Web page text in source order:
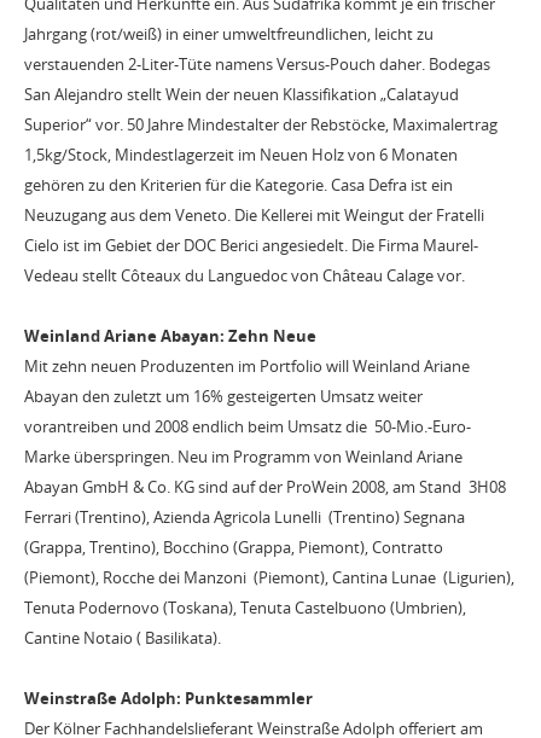
Jahrgang (rot/weiß) in einer umweltfreundlichen, leicht zu
verstauenden 2-Liter-Tüte namens Versus-Pouch daher. Bodegas
San Alejandro stellt Wein der neuen Klassifikation „Calatayud
Superior“ vor. 50 Jahre Mindestalter der Rebstöcke, Maximalertrag
1,5kg/Stock, Mindestlagerzeit im Neuen Holz von 6 Monaten
gehören zu den Kriterien für die Kategorie. Casa Defra ist ein
Neuzugang aus dem Veneto. Die Kellerei mit Weingut der Fratelli
Cielo ist im Gebiet der DOC Berici angesiedelt. Die Firma Maurel-
Vedeau stellt Côteaux du Languedoc von Château Calage vor.
Weinland Ariane Abayan: Zehn Neue
Mit zehn neuen Produzenten im Portfolio will Weinland Ariane
Abayan den zuletzt um 16% gesteigerten Umsatz weiter
vorantreiben und 2008 endlich beim Umsatz die 50-Mio.-Euro-
Marke überspringen. Neu im Programm von Weinland Ariane
Abayan GmbH & Co. KG sind auf der ProWein 2008, am Stand 3H08
Ferrari (Trentino), Azienda Agricola Lunelli (Trentino) Segnana
(Grappa, Trentino), Bocchino (Grappa, Piemont), Contratto
(Piemont), Rocche dei Manzoni (Piemont), Cantina Lunae (Ligurien),
Tenuta Podernovo (Toskana), Tenuta Castelbuono (Umbrien),
Cantine Notaio ( Basilikata).
Weinstraße Adolph: Punktesammler
Der Kölner Fachhandelslieferant Weinstraße Adolph offeriert am